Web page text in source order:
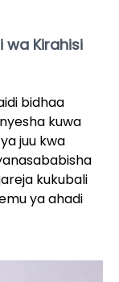
wa Kirahisi
bidhaa
kuwa
juu kwa
kukubali
ya ahadi